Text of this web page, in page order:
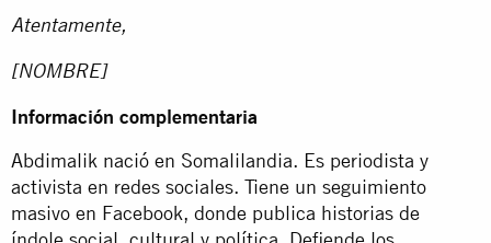
Atentamente,
[NOMBRE]
Información complementaria
Abdimalik nació en Somalilandia. Es periodista y
activista en redes sociales. Tiene un seguimiento
masivo en Facebook, donde publica historias de